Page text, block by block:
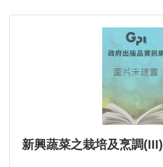
新興蔬菜之栽培及烹調(III)